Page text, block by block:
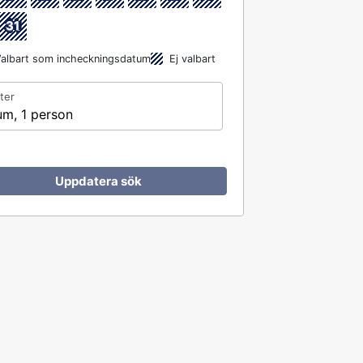
31
som incheckningsdatum Ej valbart
1 person
Uppdatera sök